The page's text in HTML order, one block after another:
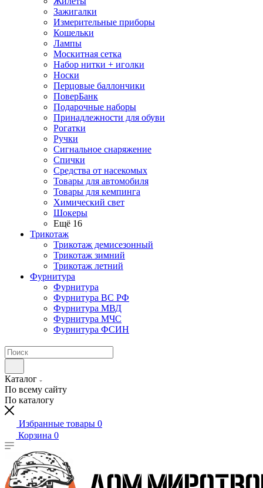
Зажигалки
Измерительные приборы
Кошельки
Лампы
Москитная сетка
Набор нитки + иголки
Носки
Перцовые баллончики
ПоверБанк
Подарочные наборы
Принадлежности для обуви
Рогатки
Ручки
Сигнальное снаряжение
Спички
Средства от насекомых
Товары для автомобиля
Товары для кемпинга
Химический свет
Шокеры
Ещё 16
Трикотаж
Трикотаж демисезонный
Трикотаж зимний
Трикотаж летний
Фурнитура
Фурнитура
Фурнитура ВС РФ
Фурнитура МВД
Фурнитура МЧС
Фурнитура ФСИН
Каталог
По всему сайту
По каталогу
Избранные товары 0
Корзина 0